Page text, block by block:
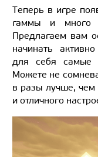
Теперь в игре
гаммы и много
Предлагаем вам
начинать
для себя самые
Можете не
в разы лучше,
и отличного